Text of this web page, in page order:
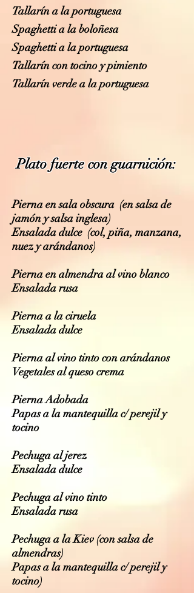
Tallarín a la portuguesa
Spaghetti a la boloñesa
Spaghetti a la portuguesa
Tallarín con tocino y pimiento
Tallarín verde a la portuguesa
Plato fuerte con guarnición:
Pierna en sala obscura (en salsa de
jamón y salsa inglesa)
Ensalada dulce (col, piña, manzana,
nuez y arándanos)
Pierna en almendra al vino blanco
Ensalada rusa
Pierna a la ciruela
Ensalada dulce
Pierna al vino tinto con arándanos
Vegetales al queso crema
Pierna Adobada
Papas a la mantequilla c/ perejil y
tocino
Pechuga al jerez
Ensalada dulce
Pechuga al vino tinto
Ensalada rusa
Pechuga a la Kiev (con salsa de
almendras)
Papas a la mantequilla c/ perejil y
tocino)